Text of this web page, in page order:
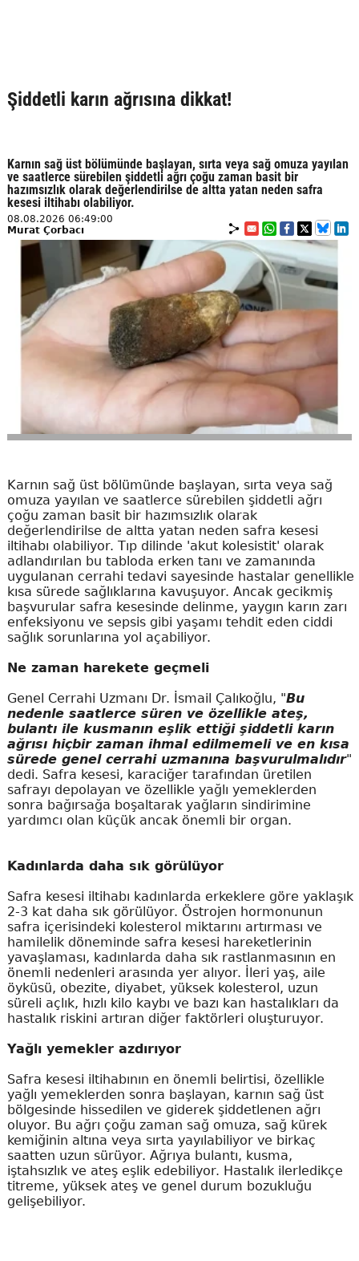
Şiddetli karın ağrısına dikkat!
Karnın sağ üst bölümünde başlayan, sırta veya sağ omuza yayılan
ve saatlerce sürebilen şiddetli ağrı çoğu zaman basit bir
hazımsızlık olarak değerlendirilse de altta yatan neden safra
kesesi iltihabı olabiliyor.
08.08.2026 06:49:00
Murat Çorbacı
Karnın sağ üst bölümünde başlayan, sırta veya sağ
omuza yayılan ve saatlerce sürebilen şiddetli ağrı
çoğu zaman basit bir hazımsızlık olarak
değerlendirilse de altta yatan neden safra kesesi
iltihabı olabiliyor. Tıp dilinde 'akut kolesistit' olarak
adlandırılan bu tabloda erken tanı ve zamanında
uygulanan cerrahi tedavi sayesinde hastalar genellikle
kısa sürede sağlıklarına kavuşuyor. Ancak gecikmiş
başvurular safra kesesinde delinme, yaygın karın zarı
enfeksiyonu ve sepsis gibi yaşamı tehdit eden ciddi
sağlık sorunlarına yol açabiliyor.
Ne zaman harekete geçmeli
Genel Cerrahi Uzmanı Dr. İsmail Çalıkoğlu, "Bu
nedenle saatlerce süren ve özellikle ateş,
bulantı ile kusmanın eşlik ettiği şiddetli karın
ağrısı hiçbir zaman ihmal edilmemeli ve en kısa
sürede genel cerrahi uzmanına başvurulmalıdır"
dedi. Safra kesesi, karaciğer tarafından üretilen
safrayı depolayan ve özellikle yağlı yemeklerden
sonra bağırsağa boşaltarak yağların sindirimine
yardımcı olan küçük ancak önemli bir organ.
Kadınlarda daha sık görülüyor
Safra kesesi iltihabı kadınlarda erkeklere göre yaklaşık
2-3 kat daha sık görülüyor. Östrojen hormonunun
safra içerisindeki kolesterol miktarını artırması ve
hamilelik döneminde safra kesesi hareketlerinin
yavaşlaması, kadınlarda daha sık rastlanmasının en
önemli nedenleri arasında yer alıyor. İleri yaş, aile
öyküsü, obezite, diyabet, yüksek kolesterol, uzun
süreli açlık, hızlı kilo kaybı ve bazı kan hastalıkları da
hastalık riskini artıran diğer faktörleri oluşturuyor.
Yağlı yemekler azdırıyor
Safra kesesi iltihabının en önemli belirtisi, özellikle
yağlı yemeklerden sonra başlayan, karnın sağ üst
bölgesinde hissedilen ve giderek şiddetlenen ağrı
oluyor. Bu ağrı çoğu zaman sağ omuza, sağ kürek
kemiğinin altına veya sırta yayılabiliyor ve birkaç
saatten uzun sürüyor. Ağrıya bulantı, kusma,
iştahsızlık ve ateş eşlik edebiliyor. Hastalık ilerledikçe
titreme, yüksek ateş ve genel durum bozukluğu
gelişebiliyor.